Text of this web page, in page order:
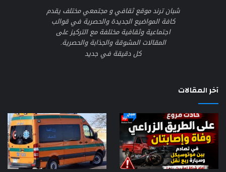
شبان ترند موقع ثقافي و مجتمعي مختلف يقدم
كافة المواضيع الجديدة والحصرية في قوالب
اجتماعية وثقافية مختلفة مع التركيز على
المقالات المشوقة والجذابة والحصرية.
كل دقيقة في جديد
آخر المقالات